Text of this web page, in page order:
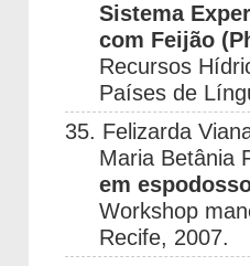
Sistema
com Feijão
Recursos
Países de
35. Felizarda
Maria Betânia
em
Workshop
Recife, 2007.